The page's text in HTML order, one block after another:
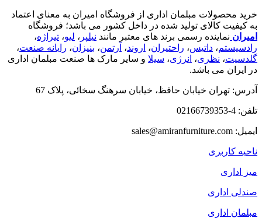
خرید محصولات مبلمان اداری از فروشگاه امیران به معنای اعتماد
به کیفیت کالای تولید شده در داخل کشور می باشد؛ فروشگاه
امیران نماینده رسمی برند های معتبر مانند نیلپر ، لیو، تیراژه،
رادسیستم، داتیس، راحتیران، اروند، آرتمن، بنیزان، رایانه صنعت،
گلدسیت، نظری، انرژی، سیلا و سایر مارک ها صنعت مبلمان اداری
در ایران می باشد.
آدرس: تهران خیابان حافظ، خیابان سرهنگ سخائی، پلاک 67
تلفن: 4-02166739353
ایمیل: sales@amiranfurniture.com
ناحیه کاربری
میز اداری
صندلی اداری
مبلمان اداری